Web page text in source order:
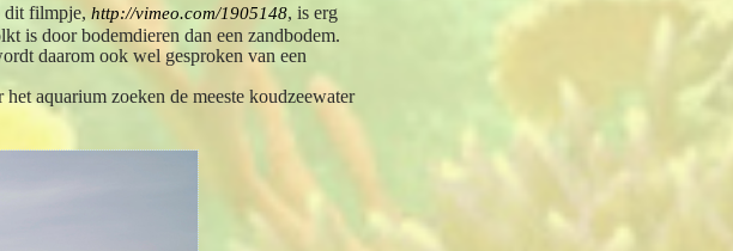
dit filmpje,http://vimeo.com/1905148, is erg
is door bodemdieren dan een zandbodem.
daarom ook wel gesproken van een
aquarium zoeken de meeste koudzeewater